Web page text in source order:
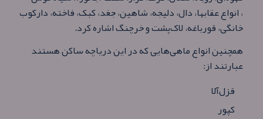
، انواع عقابها، دال، دلیجه، شاهین، جغد، کبک، فاخته، دارکوب،
خانگی، قورباغه، لاک‌پشت و خرچنگ اشاره کرد.
همچنین انواع ماهی‌هایی که در این دریاچه ساکن هستند
عبارتند از:
قزل‌آلا
کپور